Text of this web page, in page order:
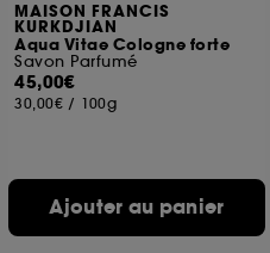
MAISON FRANCIS
KURKDJIAN
Aqua Vitae Cologne forte
Savon Parfumé
45,00€
30,00€ / 100g
Ajouter au panier